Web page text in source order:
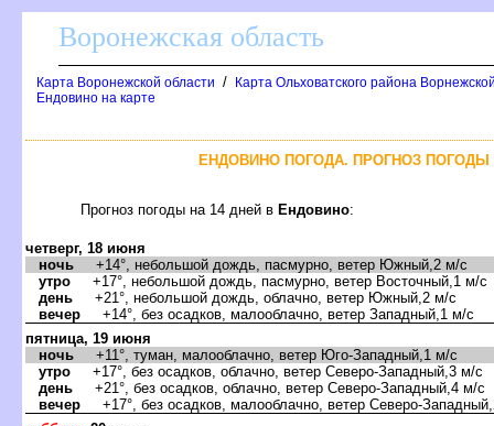
оронежская область
Карта Воронежской области /
Карта Ольховатского района
Ендовино на карте
ЕНДОВИНО ПОГОДА. ПРОГНОЗ
Прогноз погоды на 14 дней Ендовино:
четверг, 18 июня
ночь +14°, небольшой дождь, пасмурно, ветер Южный,2 м/с
утро +17°, небольшой дождь, пасмурно, ветер Восточный,1 м/с
день +21°, небольшой дождь, облачно, ветер Южный,2 м/с
ечер +14°, без осадков, малооблачно, ветер Западный,1 м/с
пятница, 19 июня
ночь +11°, туман, малооблачно, ветер Юго-Западный,1 м/с
утро +17°, без осадков, облачно, ветер Северо-Западный,3 м/с
день +21°, без осадков, облачно, ветер Северо-Западный,4 м/с
ечер +17°, без осадков, малооблачно, ветер Северо-